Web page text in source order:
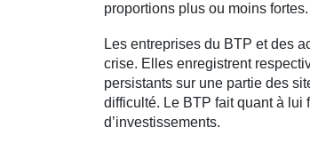
proportions plus ou moins fortes.
Les entreprises du BTP et des
crise. Elles enregistrent
persistants sur une partie des
difficulté. Le BTP fait quant à lui
d’investissements.